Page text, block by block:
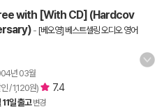
with [With CD] (Hardcov
- [베오영] 베스트셀링 오디오 영어
년 03월
/ 1,120원) 7.4
일 출고 변경